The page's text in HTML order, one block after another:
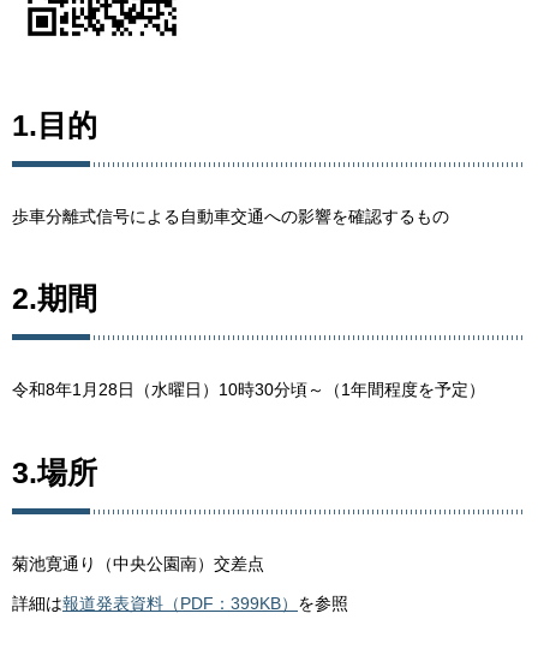
1.目的
歩車分離式信号による自動車交通への影響を確認するもの
2.期間
令和8年1月28日（水曜日）10時30分頃～（1年間程度を予定）
3.場所
菊池寛通り（中央公園南）交差点
詳細は報道発表資料（PDF：399KB） を参照